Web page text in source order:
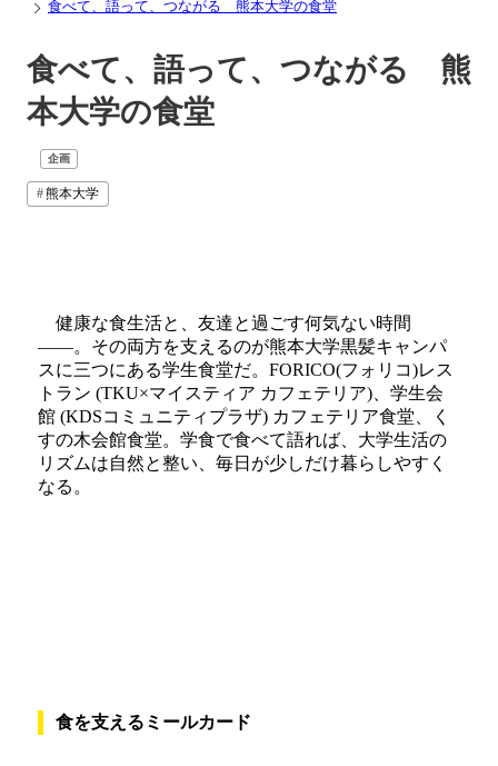
食べて、語って、つながる 熊本大学の食堂
食べて、語って、つながる 熊
本大学の食堂
企画
熊本大学
健康な食生活と、友達と過ごす何気ない時間
――。その両方を支えるのが熊本大学黒髪キャンパ
スに三つにある学生食堂だ。FORICO(フォリコ)レス
トラン (TKU×マイスティア カフェテリア)、学生会
館 (KDSコミュニティプラザ) カフェテリア食堂、く
すの木会館食堂。学食で食べて語れば、大学生活の
リズムは自然と整い、毎日が少しだけ暮らしやすく
なる。
食を支えるミールカード